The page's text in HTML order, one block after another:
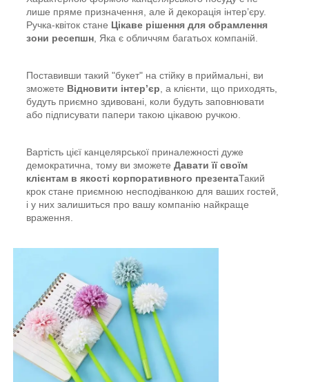
лише пряме призначення, але й декорація інтер’єру.
Ручка-квіток стане Цікаве рішення для обрамлення
зони ресепшн , Яка є обличчям багатьох компаній.
Поставивши такий "букет" на стійку в приймальні, ви
зможете Відновити інтер’єр , а клієнти, що приходять,
будуть приємно здивовані, коли будуть заповнювати
або підписувати папери такою цікавою ручкою.
Вартість цієї канцелярської приналежності дуже
демократична, тому ви зможете Давати її своїм
клієнтам в якості корпоративного презентаТакий
крок стане приємною несподіванкою для ваших гостей,
і у них залишиться про вашу компанію найкраще
враження.